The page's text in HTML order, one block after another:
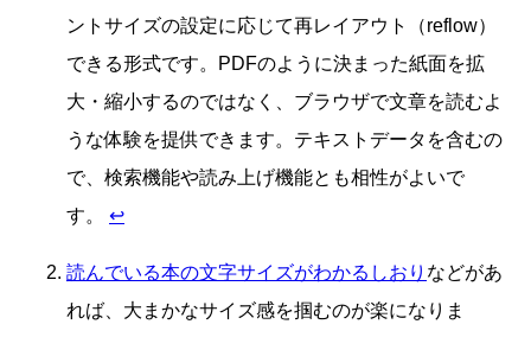
ントサイズの設定に応じて再レイアウト（reflow）
できる形式です。PDFのように決まった紙面を拡
大・縮小するのではなく、ブラウザで文章を読むよ
うな体験を提供できます。テキストデータを含むの
で、検索機能や読み上げ機能とも相性がよいで
す。 ↩
読んでいる本の文字サイズがわかるしおり などがあ
れば、大まかなサイズ感を掴むのが楽になりま